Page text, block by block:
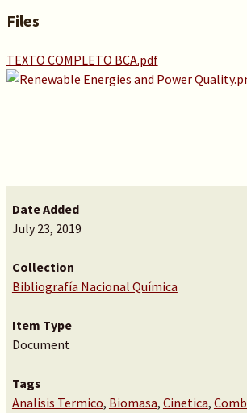
Files
TEXTO COMPLETO BCA.pdf
Date Added
July 23, 2019
Collection
Bibliografía Nacional Química
Item Type
Document
Tags
Analisis Termico, Biomasa, Cinetica,